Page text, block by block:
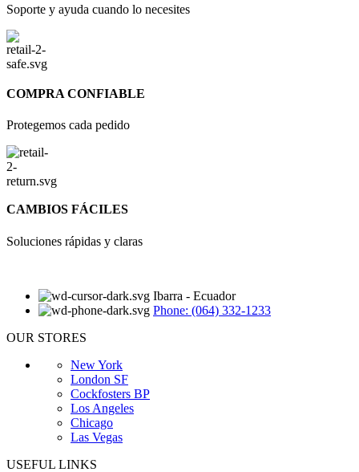
Soporte y ayuda cuando lo necesites
COMPRA CONFIABLE
Protegemos cada pedido
CAMBIOS FÁCILES
Soluciones rápidas y claras
Ibarra - Ecuador
Phone: (064) 332-1233
OUR STORES
New York
London SF
Cockfosters BP
Los Angeles
Chicago
Las Vegas
USEFUL LINKS